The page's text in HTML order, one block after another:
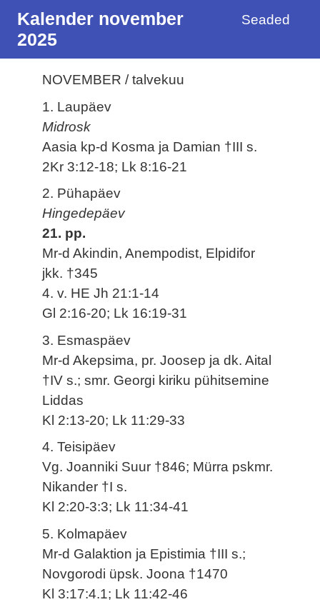
Kalender november
2025
Seaded
NOVEMBER / talvekuu
1. Laupäev
Midrosk
Aasia kp-d Kosma ja Damian †III s.
2Kr 3:12-18; Lk 8:16-21
2. Pühapäev
Hingedepäev
21. pp.
Mr-d Akindin, Anempodist, Elpidifor
jkk. †345
4. v. HE Jh 21:1-14
Gl 2:16-20; Lk 16:19-31
3. Esmaspäev
Mr-d Akepsima, pr. Joosep ja dk. Aital
†IV s.; smr. Georgi kiriku pühitsemine
Liddas
Kl 2:13-20; Lk 11:29-33
4. Teisipäev
Vg. Joanniki Suur †846; Mürra pskmr.
Nikander †I s.
Kl 2:20-3:3; Lk 11:34-41
5. Kolmapäev
Mr-d Galaktion ja Epistimia †III s.;
Novgorodi üpsk. Joona †1470
Kl 3:17:4.1; Lk 11:42-46